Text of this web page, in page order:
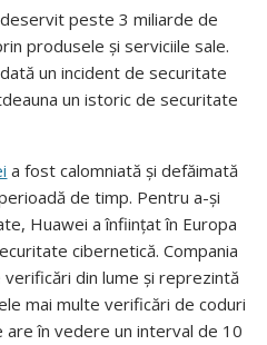
peste 3 miliarde de
produsele și serviciile sale.
un incident de securitate
un istoric de securitate
a fost calomniată și defăimată
de timp. Pentru a-și
Huawei a înființat în Europa
cibernetică. Compania
din lume și reprezintă
mai multe verificări de coduri
are în vedere un interval de 10